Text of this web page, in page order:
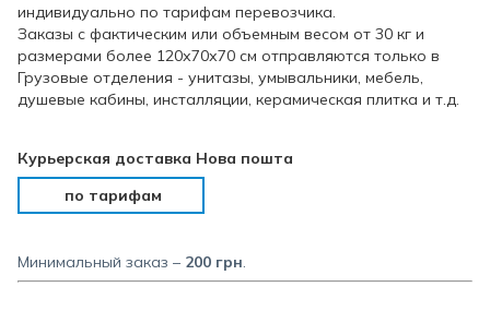
индивидуально по тарифам перевозчика.
Заказы с фактическим или объемным весом от 30 кг и
размерами более 120х70х70 см отправляются только в
Грузовые отделения - унитазы, умывальники, мебель,
душевые кабины, инсталляции, керамическая плитка и т.д.
Курьерская доставка Нова пошта
по тарифам
Минимальный заказ – 200 грн